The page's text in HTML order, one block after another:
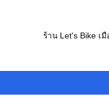
ร้าน Let's Bike เ